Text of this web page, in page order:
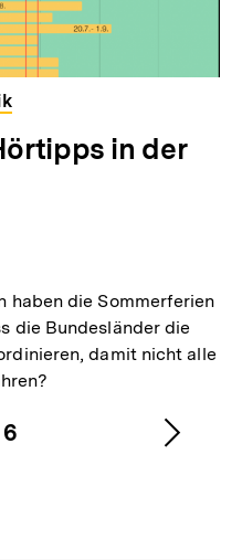
in der
haben die Sommerferien
die Bundesländer die
damit nicht alle
6